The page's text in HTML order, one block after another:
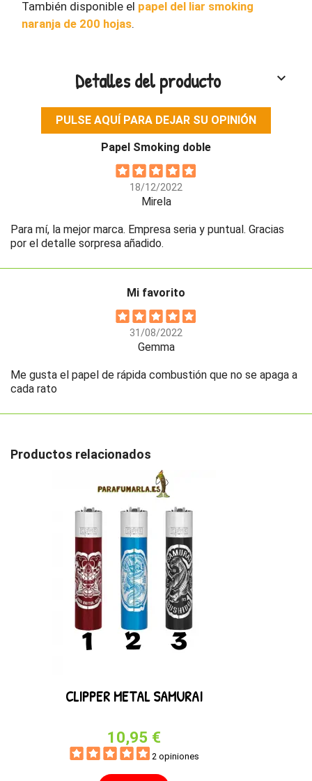
También disponible el papel del liar smoking
naranja de 200 hojas.
Detalles del producto keyboard_arrow_down
PULSE AQUÍ PARA DEJAR SU OPINIÓN
Papel Smoking doble
18/12/2022
Mirela
Para mí, la mejor marca. Empresa seria y puntual. Gracias
por el detalle sorpresa añadido.
Mi favorito
31/08/2022
Gemma
Me gusta el papel de rápida combustión que no se apaga a
cada rato
Productos relacionados
CLIPPER METAL SAMURAI
10,95 €
2 opiniones